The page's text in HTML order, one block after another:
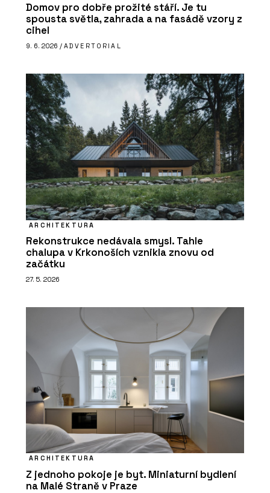
Domov pro dobře prožité stáří. Je tu
spousta světla, zahrada a na fasádě vzory z
cihel
9. 6. 2026 / ADVERTORIAL
ARCHITEKTURA
Rekonstrukce nedávala smysl. Tahle
chalupa v Krkonoších vznikla znovu od
začátku
27. 5. 2026
ARCHITEKTURA
Z jednoho pokoje je byt. Miniaturní bydlení
na Malé Straně v Praze